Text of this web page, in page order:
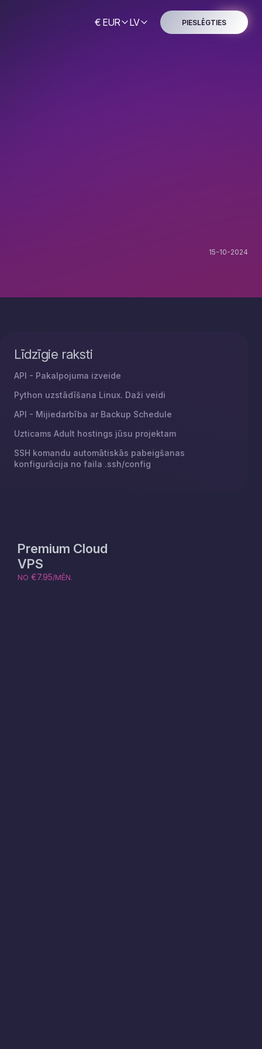
€ EUR LV PIESLĒGTIES
15-10-2024
Līdzīgie raksti
API - Pakalpojuma izveide
Python uzstādīšana Linux. Daži veidi
API - Mijiedarbība ar Backup Schedule
Uzticams Adult hostings jūsu projektam
SSH komandu automātiskās pabeigšanas
konfigurācija no faila .ssh/config
Premium Cloud
VPS
NO €7.95/MĒN.